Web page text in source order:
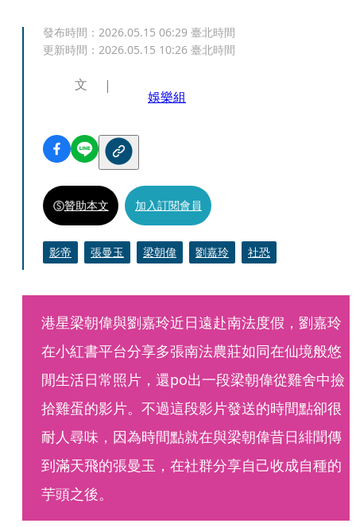
發布時間： 2026.05.15 06:29 臺北時間
更新時間： 2026.05.15 10:26 臺北時間
文
娛樂組
贊助本文 加入訂閱會員
影帝 張曼玉 梁朝偉 劉嘉玲 社恐
港星梁朝偉與劉嘉玲近日遠赴南法度假，劉嘉玲
在小紅書平台分享多張南法農莊如同在仙境般悠
閒生活日常照片，還po出一段梁朝偉從雞舍中撿
拾雞蛋的影片。不過這段影片發送的時間點卻很
耐人尋味，因為時間點就在與梁朝偉昔日緋聞傳
到滿天飛的張曼玉，在社群分享自己收成自種的
芋頭之後。